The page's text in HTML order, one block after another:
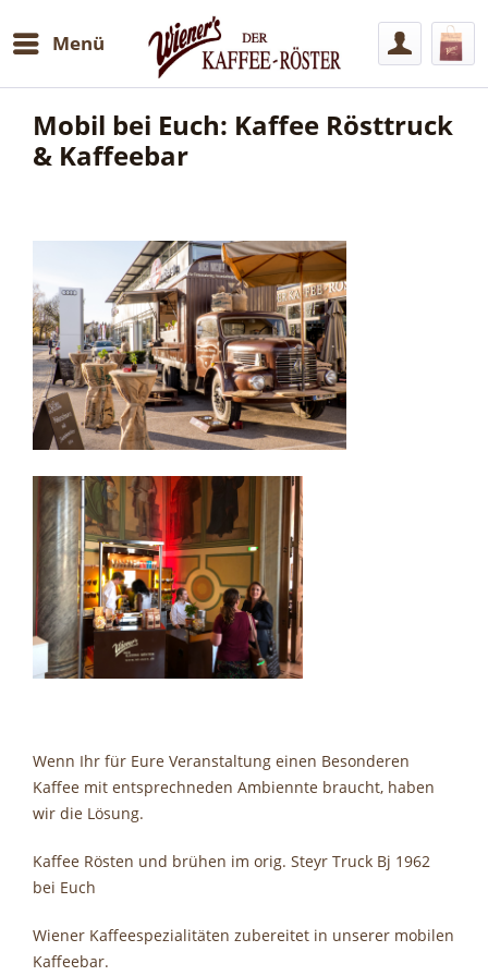
Menü
Mobil bei Euch: Kaffee Rösttruck
& Kaffeebar
Wenn Ihr für Eure Veranstaltung einen Besonderen
Kaffee mit entsprechneden Ambiennte braucht, haben
wir die Lösung.
Kaffee Rösten und brühen im orig. Steyr Truck Bj 1962
bei Euch
Wiener Kaffeespezialitäten zubereitet in unserer mobilen
Kaffeebar.